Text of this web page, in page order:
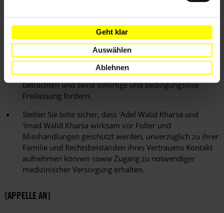
Geht klar
Auswählen
Ablehnen
Ich bin außerdem sehr besorgt darüber, dass 'Adel Walid
Kharsa einzig wegen seiner journalistischen Tätigkeit in
Haft gehalten wird. In diesem Fall würde Amnesty
International ihn als gewaltlosen politischen Gefangenen
betrachten und seine sofortige und bedingungslose
Freilassung fordern.
Stellen Sie bitte sicher, dass 'Adel Walid Kharsa und
'Imad Walid Kharsa wirksam vor Folter und
Misshandlungen geschützt werden, unverzüglich zu ihrer
Familie und Rechtsbeiständen ihres Vertrauens Kontakt
aufnehmen können sowie Zugang zu notwendiger
medizinischer Versorgung erhalten.
[APPELLE AN]